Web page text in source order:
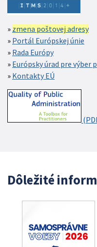
zmena poštovej adresy
Portál Európskej únie
Rada Európy
Európsky úrad pre výber
Kontakty EÚ
Dôležité